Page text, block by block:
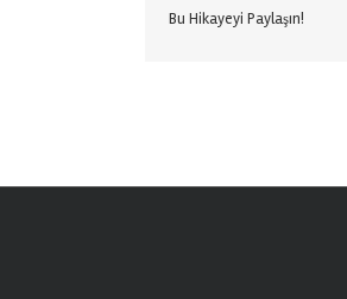
Bu Hikayeyi Paylaşın!